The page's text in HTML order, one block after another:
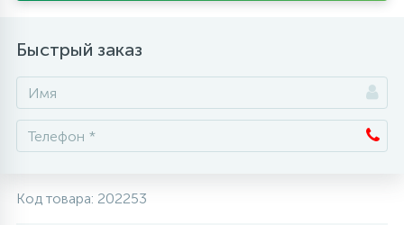
Быстрый заказ
Код товара: 202253